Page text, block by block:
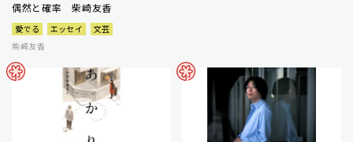
偶然と確率 柴崎友香
愛でる エッセイ
文芸
柴崎友香